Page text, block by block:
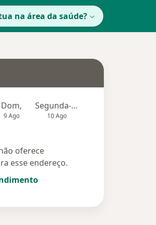
na área da saúde?
Dom,
9 Ago
Segunda-feira
10 Ago
oferece
esse endereço.